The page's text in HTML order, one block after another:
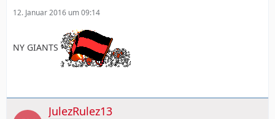
12. Januar 2016 um 09:14
NY GIANTS
JulezRulez13